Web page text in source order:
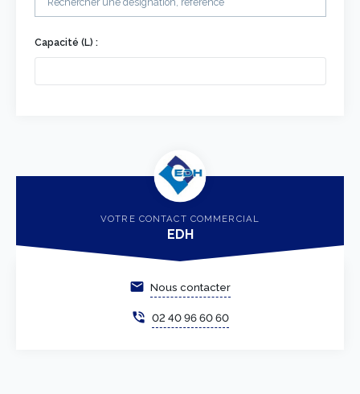
Capacité (L) :
VOTRE CONTACT COMMERCIAL
EDH
email Nous contacter
phone_in_talk 02 40 96 60 60